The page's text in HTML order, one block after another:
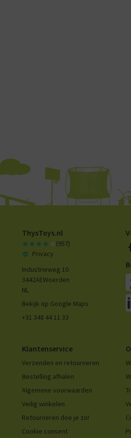
ThysToys.nl
(957)
Privacy
Industrieweg 10
3442AEWoerden
NL
Bekijk op Google Maps
+31 348 44 11 33
Klantenservice
Verzenden en retourneren
Bestelling afhalen
Algemene voorwaarden
Veilig winkelen
Retourneren doe je zo!
Cookie consent